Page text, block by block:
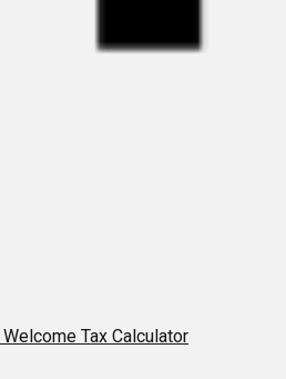
Welcome Tax Calculator